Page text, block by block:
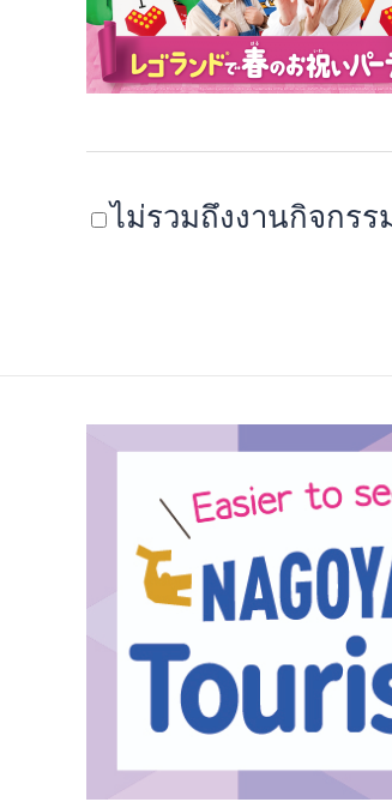
ไม่รวมถึงงานกิจกร